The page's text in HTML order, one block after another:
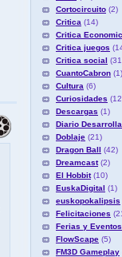
Cortocircuito (2)
Critica (14)
Critica
Critica juegos
Critica social
CuantoCabron (1)
Cultura (6)
Curiosidades
Descargas (1)
Diario
Doblaje (21)
Dragon Ball (42)
Dreamcast (2)
El Hobbit (10)
EuskaDigital (1)
euskopokalipsis
Felicitaciones
Ferias y Eventos
FlowScape (5)
FM3D Gameplay